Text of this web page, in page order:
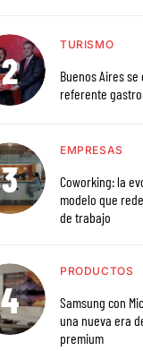
TURISMO
Buenos Aires
referente
EMPRESAS
Coworking: la
modelo que
de trabajo
PRODUCTOS
Samsung con
una nueva era
premium